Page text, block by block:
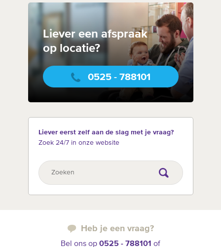
Liever een afspraak
op locatie?
0525 - 788101
Liever eerst zelf aan de slag met je vraag?
Zoek 24/7 in onze website
Heb je een vraag?
Bel ons op 0525 - 788101 of